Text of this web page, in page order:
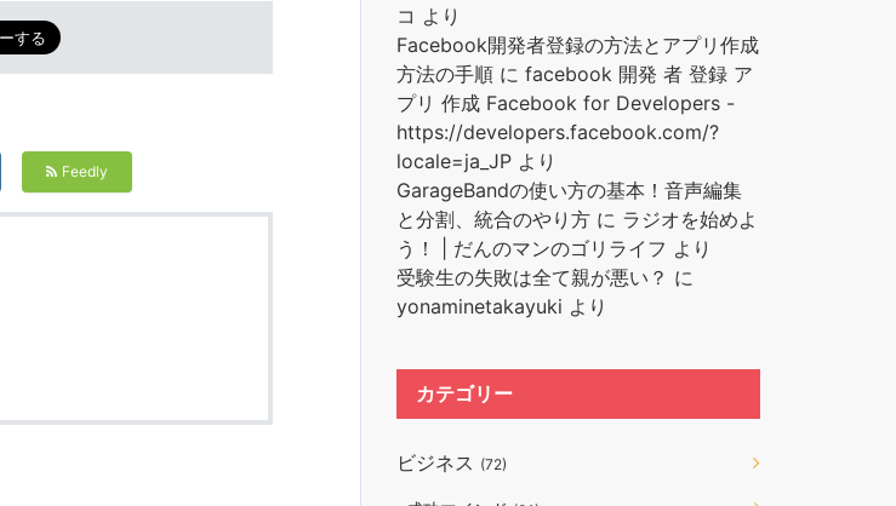
Feedly
コ より
Facebook開発者登録の方法とアプリ作成
方法の手順 に facebook 開発 者 登録 ア
プリ 作成 Facebook for Developers -
https://developers.facebook.com/?
locale=ja_JP より
GarageBandの使い方の基本！音声編集
と分割、統合のやり方 に ラジオを始めよ
う！ | だんのマンのゴリライフ より
受験生の失敗は全て親が悪い？ に
yonaminetakayuki より
カテゴリー
ビジネス (72)